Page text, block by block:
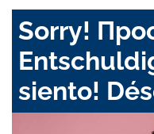
Sorry!
siento!